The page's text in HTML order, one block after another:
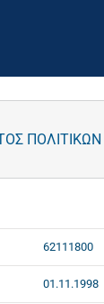
62111800
01.11.1998